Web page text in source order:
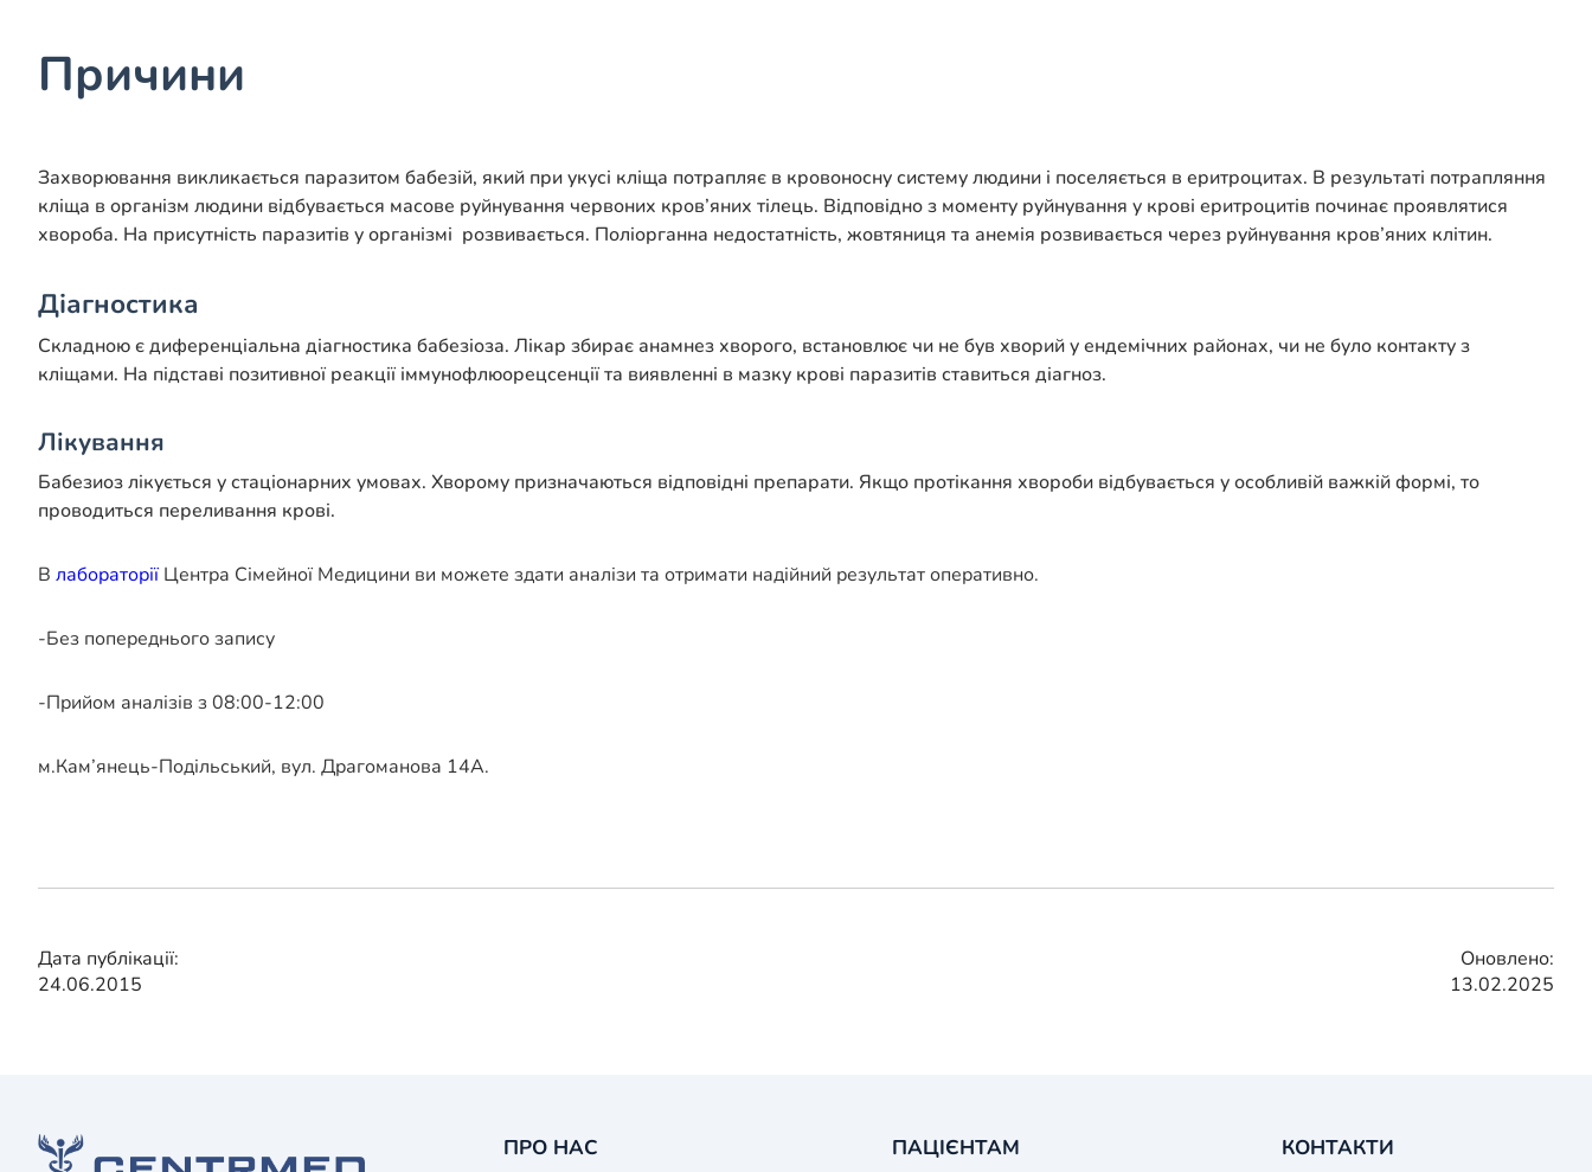
Причини
Захворювання викликається паразитом бабезій, який при укусі кліща потрапляє в кровоносну систему людини і поселяється в еритроцитах. В результаті потрапляння
кліща в організм людини відбувається масове руйнування червоних кров’яних тілець. Відповідно з моменту руйнування у крові еритроцитів починає проявлятися
хвороба. На присутність паразитів у організмі розвивається. Поліорганна недостатність, жовтяниця та анемія розвивається через руйнування кров’яних клітин.
Діагностика
Складною є диференціальна діагностика бабезіоза. Лікар збирає анамнез хворого, встановлює чи не був хворий у ендемічних районах, чи не було контакту з
кліщами. На підставі позитивної реакції іммунофлюорецсенції та виявленні в мазку крові паразитів ставиться діагноз.
Лікування
Бабезиоз лікується у стаціонарних умовах. Хворому призначаються відповідні препарати. Якщо протікання хвороби відбувається у особливій важкій формі, то
проводиться переливання крові.
В лабораторії Центра Сімейної Медицини ви можете здати аналізи та отримати надійний результат оперативно.
-Без попереднього запису
-Прийом аналізів з 08:00-12:00
м.Кам’янець-Подільський, вул. Драгоманова 14А.
Дата публікації:
24.06.2015
Оновлено:
13.02.2025
ПРО НАС ПАЦІЄНТАМ КОНТАКТИ